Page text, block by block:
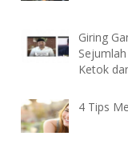
Giring
Ketok
4 Tips